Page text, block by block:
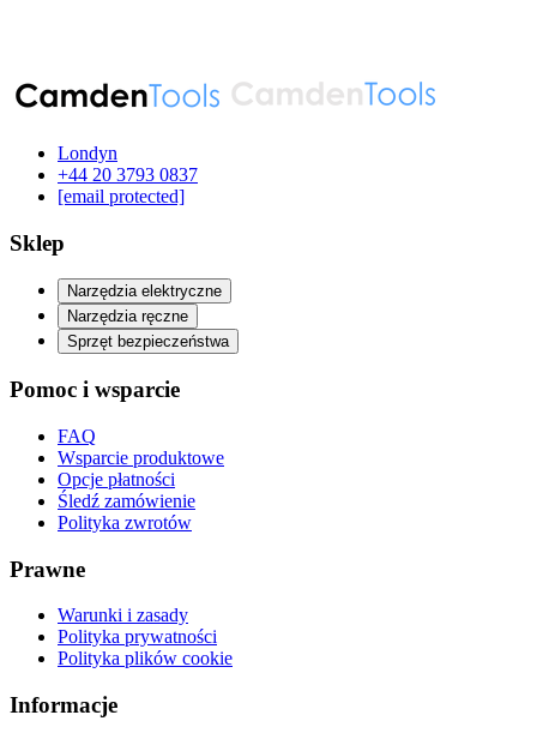
Londyn
‪+44 20 3793 0837‬
[email protected]
Sklep
Narzędzia elektryczne
Narzędzia ręczne
Sprzęt bezpieczeństwa
Pomoc i wsparcie
FAQ
Wsparcie produktowe
Opcje płatności
Śledź zamówienie
Polityka zwrotów
Prawne
Warunki i zasady
Polityka prywatności
Polityka plików cookie
Informacje